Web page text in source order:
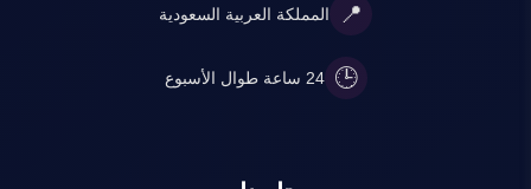
📍 المملكة العربية السعودية
🕒 24 ساعة طوال الأسبوع